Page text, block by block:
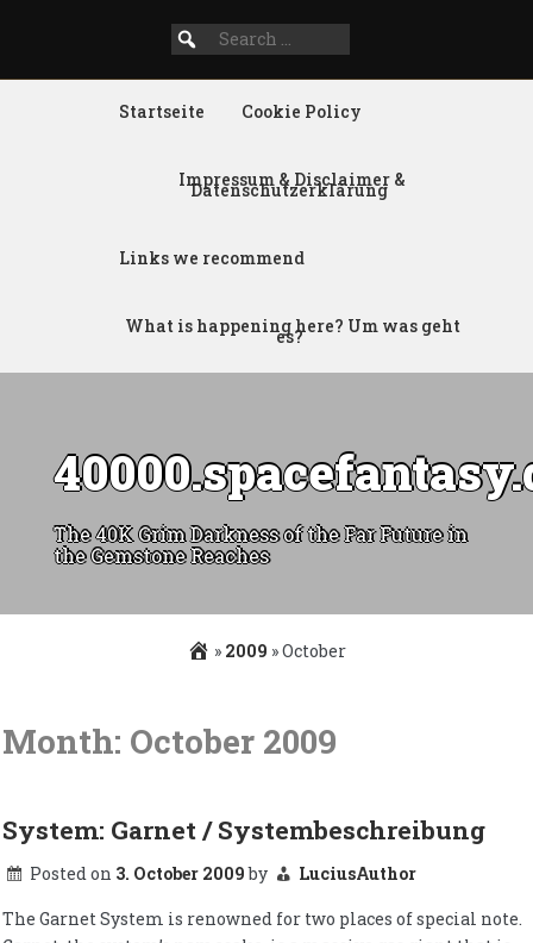
SEARCH
FOR:
Search
for:
Startseite Cookie Policy
Impressum & Disclaimer &
Datenschutzerklärung
Links we recommend
What is happening here? Um was geht
es?
The 40K Grim Darkness of the Far Future in
the Gemstone Reaches
» 2009 »October
to
content
Month: October 2009
System: Garnet / Systembeschreibung
Posted on 3. October 2009by
LuciusAuthor
The Garnet System is renowned for two places of special note.